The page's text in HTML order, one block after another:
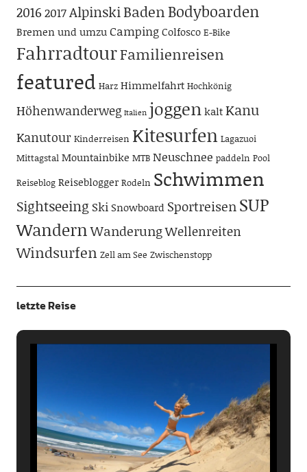
2016 2017AlpinskiBaden Bodyboarden
Bremen und umzuCampingColfosco E-Bike
FahrradtourFamilienreisen
featured Harz Himmelfahrt Hochkönig
Höhenwanderweg Italien joggenkaltKanu
Kanutour Kinderreisen Kitesurfen Lagazuoi
Mittagstal Mountainbike MTB Neuschnee paddeln Pool
Reiseblog Reiseblogger Rodeln Schwimmen
Sightseeing SkiSnowboard SportreisenSUP
WandernWanderungWellenreiten
Windsurfen Zell am See Zwischenstopp
letzte Reise